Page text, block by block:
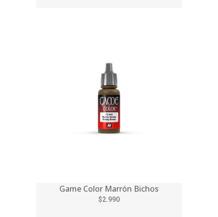
Game Color Marrón Bichos
$2.990